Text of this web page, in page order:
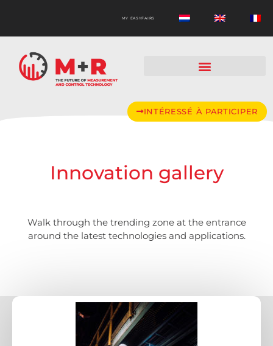
MY EASYFAIRS
INTÉRESSÉ À PARTICIPER
Innovation gallery
Walk through the trending zone at the entrance
around the latest technologies and applications.